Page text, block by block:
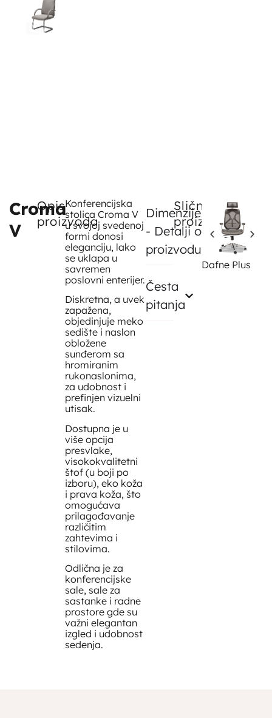
Croma
V
Opis
proizvoda
Konferencijska
stolica Croma V
u svojoj svedenoj
formi donosi
eleganciju, lako
se uklapa u
savremen
poslovni enterijer.
Diskretna, a uvek
zapažena,
objedinjuje meko
sedište i naslon
obložene
sunđerom sa
hromiranim
rukonaslonima,
za udobnost i
prefinjen vizuelni
utisak.
Dostupna je u
više opcija
presvlake,
visokokvalitetni
štof (u boji po
izboru), eko koža
i prava koža, što
omogućava
prilagođavanje
različitim
zahtevima i
stilovima.
Odlična je za
konferencijske
sale, sale za
sastanke i radne
prostore gde su
važni elegantan
izgled i udobnost
sedenja.
Dimenzije
- Detalji o
proizvodu
Česta
pitanja
Slični
proizvodi
Dafne Plus